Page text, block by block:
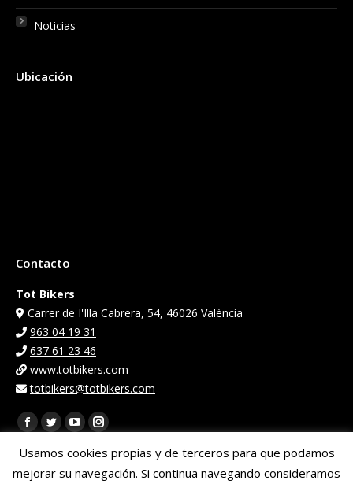
Noticias
Ubicación
Contacto
Tot Bikers
Carrer de I'Illa Cabrera, 54, 46026 València
963 04 19 31
637 61 23 46
www.totbikers.com
totbikers@totbikers.com
Encuéntranos en:
Facebook
page
opens
Twitter
page
opens
YouTube
page
opens
Instagram
page
opens
Usamos cookies propias y de terceros para que podamos
mejorar su navegación. Si continua navegando consideramos